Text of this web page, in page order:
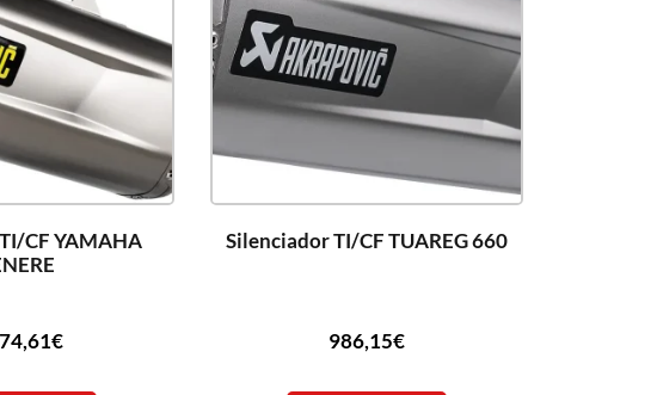
CF YAMAHA
€
Silenciador TI/CF TUAREG 660
986,15€